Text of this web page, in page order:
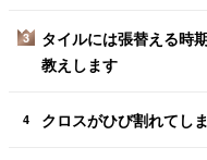
3
タイルには張替える時
教えします
4 クロスがひび割れてし